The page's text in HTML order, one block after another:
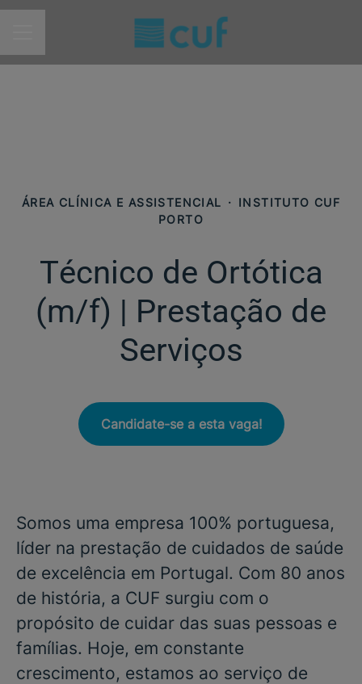
MENU DE CARREIRAS
ÁREA CLÍNICA E ASSISTENCIAL · INSTITUTO CUF
PORTO
Técnico de Ortótica
(m/f) | Prestação de
Serviços
Candidate-se a esta vaga!
Somos uma empresa 100% portuguesa,
líder na prestação de cuidados de saúde
de excelência em Portugal. Com 80 anos
de história, a CUF surgiu com o
propósito de cuidar das suas pessoas e
famílias. Hoje, em constante
crescimento, estamos ao serviço de